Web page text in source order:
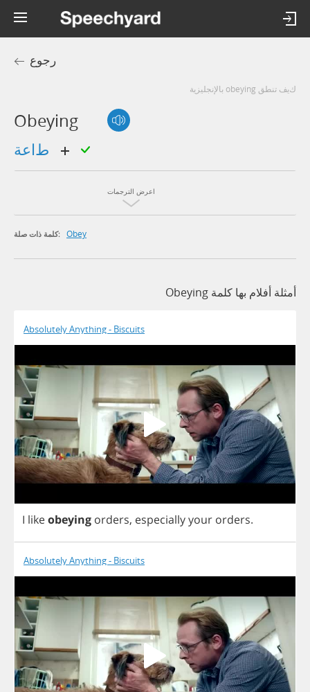
رجوع
كيف تنطق obeying بالإنجليزية
Obeying
اعرض الترجمات
كلمة ذات صلة: Obey
أمثلة أفلام بها كلمة Obeying
Absolutely Anything - Biscuits
I likeobeying orders, especiallyyour orders.
Absolutely Anything - Biscuits